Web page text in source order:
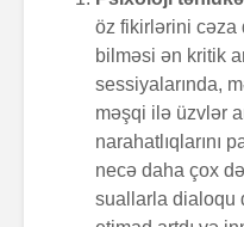
öz fikirlərini cəza
bilməsi ən kritik
sessiyalarında,
məşqi ilə üzvlər
narahatlıqlarını
necə daha çox
suallarla dialoqu